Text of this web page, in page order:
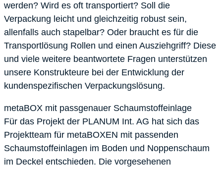
werden? Wird es oft transportiert? Soll die
Verpackung leicht und gleichzeitig robust sein,
allenfalls auch stapelbar? Oder braucht es für die
Transportlösung Rollen und einen Ausziehgriff? Diese
und viele weitere beantwortete Fragen unterstützen
unsere Konstrukteure bei der Entwicklung der
kundenspezifischen Verpackungslösung.
metaBOX mit passgenauer Schaumstoffeinlage
Für das Projekt der PLANUM Int. AG hat sich das
Projektteam für metaBOXEN mit passenden
Schaumstoffeinlagen im Boden und Noppenschaum
im Deckel entschieden. Die vorgesehenen